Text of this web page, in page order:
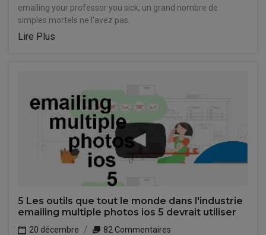
emailing your professor you sick, un grand nombre de
simples mortels ne l'avez pas.
Lire Plus
5 Les outils que tout le monde dans l'industrie
emailing multiple photos ios 5 devrait utiliser
20 décembre
82 Commentaires